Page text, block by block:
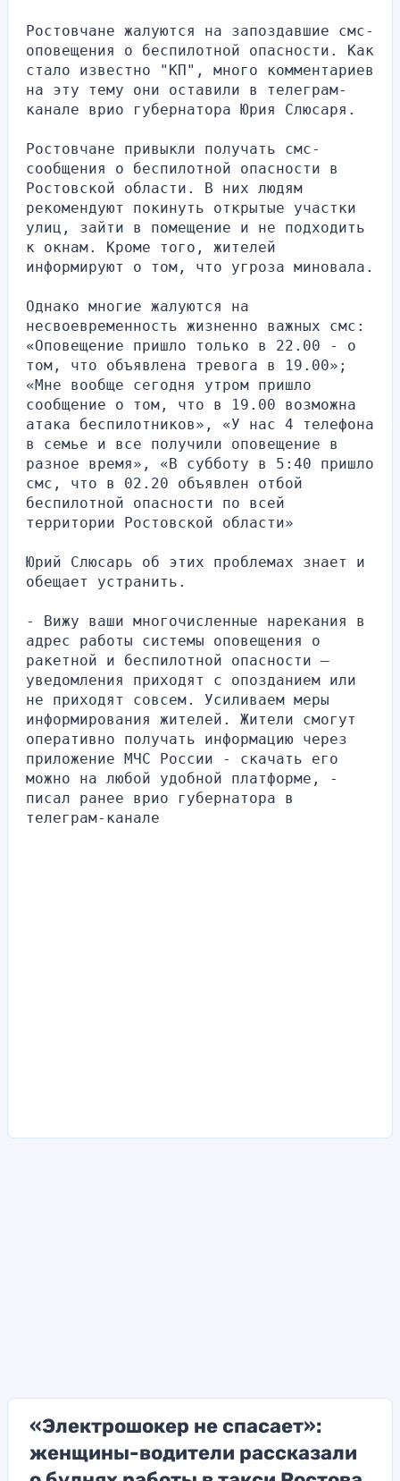
Ростовчане жалуются на запоздавшие смс-
оповещения о беспилотной опасности. Как
стало известно "КП", много комментариев
на эту тему они оставили в телеграм-
канале врио губернатора Юрия Слюсаря.
Ростовчане привыкли получать смс-
сообщения о беспилотной опасности в
Ростовской области. В них людям
рекомендуют покинуть открытые участки
улиц, зайти в помещение и не подходить
к окнам. Кроме того, жителей
информируют о том, что угроза миновала.
Однако многие жалуются на
несвоевременность жизненно важных смс:
«Оповещение пришло только в 22.00 - о
том, что объявлена тревога в 19.00»;
«Мне вообще сегодня утром пришло
сообщение о том, что в 19.00 возможна
атака беспилотников», «У нас 4 телефона
в семье и все получили оповещение в
разное время», «В субботу в 5:40 пришло
смс, что в 02.20 объявлен отбой
беспилотной опасности по всей
территории Ростовской области»
Юрий Слюсарь об этих проблемах знает и
обещает устранить.
- Вижу ваши многочисленные нарекания в
адрес работы системы оповещения о
ракетной и беспилотной опасности —
уведомления приходят с опозданием или
не приходят совсем. Усиливаем меры
информирования жителей. Жители смогут
оперативно получать информацию через
приложение МЧС России - скачать его
можно на любой удобной платформе, -
писал ранее врио губернатора в
телеграм-канале
«Электрошокер не спасает»:
женщины-водители рассказали